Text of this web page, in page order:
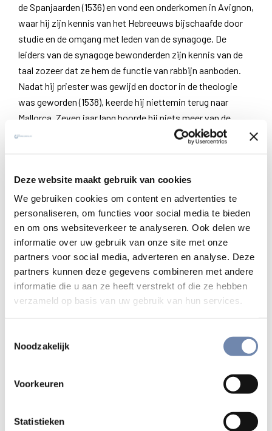
Deze website maakt gebruik van cookies
We gebruiken cookies om content en advertenties te
personaliseren, om functies voor social media te bieden
en om ons websiteverkeer te analyseren. Ook delen we
informatie over uw gebruik van onze site met onze
partners voor social media, adverteren en analyse. Deze
partners kunnen deze gegevens combineren met andere
informatie die u aan ze heeft verstrekt of die ze hebben
verzameld op basis van uw gebruik van hun services.
Noodzakelijk
Voorkeuren
Statistieken
de Spanjaarden (1536) en vond een onderkomen in Avignon,
waar hij zijn kennis van het Hebreeuws bijschaafde door
studie en de omgang met leden van de synagoge. De
leiders van de synagoge bewonderden zijn kennis van de
taal zozeer dat ze hem de functie van rabbijn aanboden.
Nadat hij priester was gewijd en doctor in de theologie
was geworden (1538), keerde hij niettemin terug naar
Mallorca. Zeven jaar lang hoorde hij niets meer van de
groep van Parijs. Op een dag kwam hij onverwachts te
Franciscus Xaverius (Cochín, 1544) die aan het hof
circuleerde. Daarin las hij: “In deze streken zijn er maar
weinigen die christen worden, omdat er geen mensen zijn
die zich met dergelijke vrome en heilige zaken
bezighouden.” Hij voelde een grote nieuwsgierigheid en
scheepte in richting Rome. Al snel vond hij daar Ignatius en
de oude kennissen van Parijs, die hem ervan overtuigden
de Geestelijke Oefeningen te doen. Het begin was niet
gemakkelijk, maar met Gods genade kwam hij tot een
Sociëteit te worden toegelaten (1545). Ignatius werd
Nadals laatste leermeester. Hij bekroonde de kennis van
menswetenschappen, filologie, Heilige Schrift, canoniek
Belangrijker nog was dat Ignatius dit “melancholische”